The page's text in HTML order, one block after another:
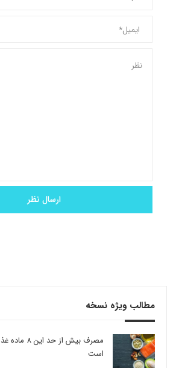
مطالب ویژه نسخه
مصرف بیش
است